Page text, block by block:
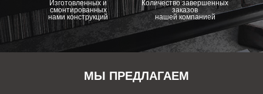
Изготовленных и
смонтированных
нами конструкций
Количество завершенных
заказов
нашей компанией
МЫ ПРЕДЛАГАЕМ